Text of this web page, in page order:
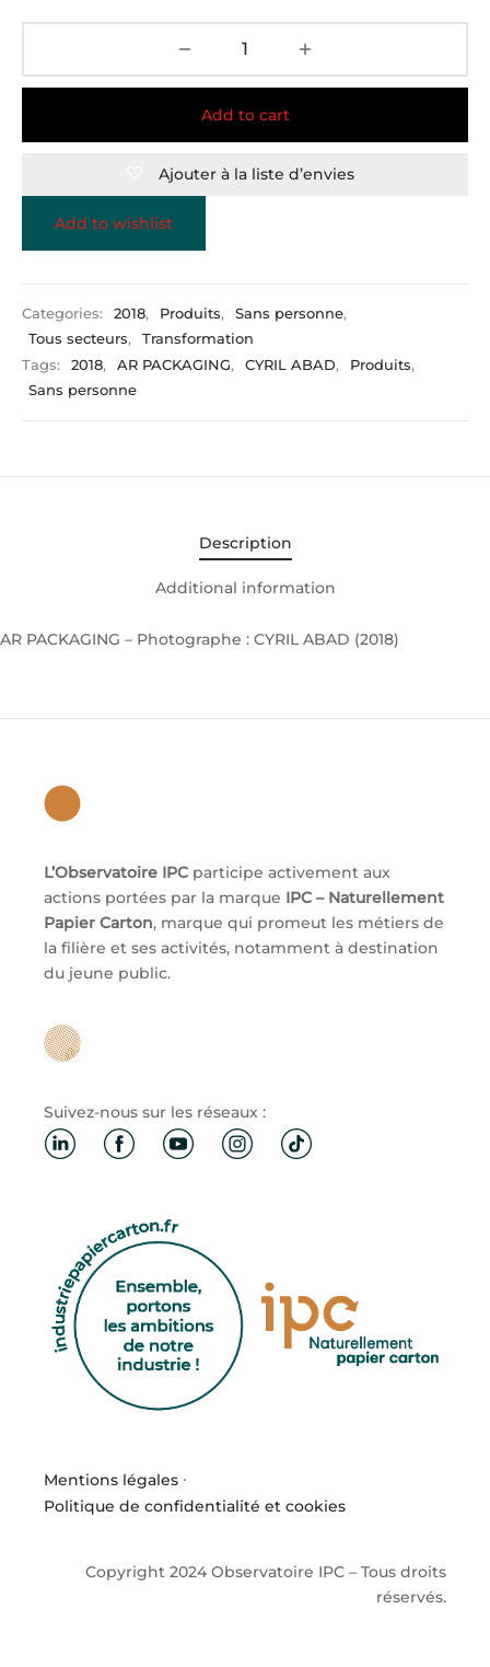
Add to cart
Ajouter à la liste d’envies
Add to wishlist
Categories: 2018, Produits, Sans personne,
Tous secteurs,
Transformation
Tags:
2018, AR PACKAGING, CYRIL ABAD, Produits,
Sans personne
Description
Additional information
AR PACKAGING – Photographe : CYRIL ABAD (2018)
L’Observatoire IPC participe activement aux
actions portées par la marque IPC – Naturellement
Papier Carton, marque qui promeut les métiers de
la filière et ses activités, notamment à destination
du jeune public.
Suivez-nous sur les réseaux :
Mentions légales ·
Politique de confidentialité et cookies
Copyright 2024 Observatoire IPC – Tous droits
réservés.